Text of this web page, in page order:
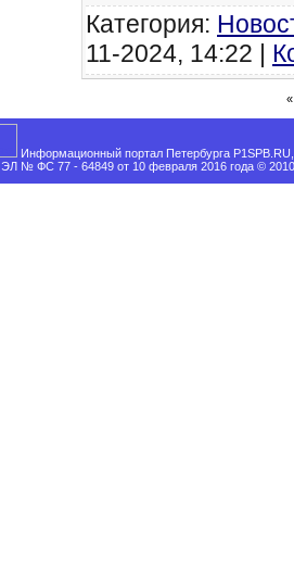
Категория:
11-2024, 14:22 |
«
Информационный портал Петербурга
ЭЛ № ФС 77 - 64849 от 10 февраля 2016 года ©